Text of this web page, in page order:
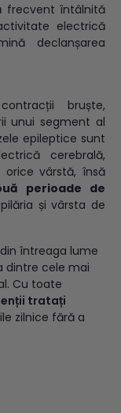
frecvent întâlnită
electrică
declanșarea
bruște,
unui segment al
epileptice sunt
cerebrală,
orice vârstă, însă
perioade de
și vârsta de
întreaga lume
dintre cele mai
Cu toate
tratați
zilnice fără a